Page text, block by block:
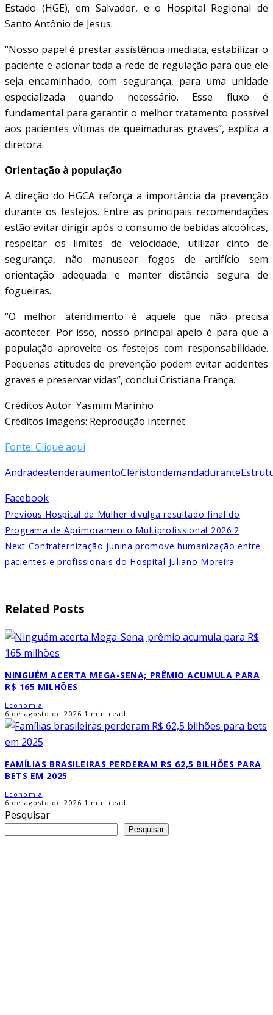
Estado (HGE), em Salvador, e o Hospital Regional de
Santo Antônio de Jesus.
“Nosso papel é prestar assistência imediata, estabilizar o
paciente e acionar toda a rede de regulação para que ele
seja encaminhado, com segurança, para uma unidade
especializada quando necessário. Esse fluxo é
fundamental para garantir o melhor tratamento possível
aos pacientes vítimas de queimaduras graves”, explica a
diretora.
Orientação à população
A direção do HGCA reforça a importância da prevenção
durante os festejos. Entre as principais recomendações
estão evitar dirigir após o consumo de bebidas alcoólicas,
respeitar os limites de velocidade, utilizar cinto de
segurança, não manusear fogos de artifício sem
orientação adequada e manter distância segura de
fogueiras.
“O melhor atendimento é aquele que não precisa
acontecer. Por isso, nosso principal apelo é para que a
população aproveite os festejos com responsabilidade.
Pequenas atitudes de prevenção podem evitar acidentes
graves e preservar vidas”, conclui Cristiana França.
Créditos Autor: Yasmim Marinho
Créditos Imagens: Reprodução Internet
Fonte: Clique aqui
AndradeatenderaumentoCléristondemandadurante
Facebook
Previous Hospital da Mulher divulga resultado final do
Programa de Aprimoramento Multiprofissional 2026.2
Next Confraternização junina promove humanização entre
pacientes e profissionais do Hospital Juliano Moreira
Related Posts
NINGUÉM ACERTA MEGA-SENA; PRÊMIO ACUMULA PARA
R$ 165 MILHÕES
Economia
6 de agosto de 2026 1 min read
FAMÍLIAS BRASILEIRAS PERDERAM R$ 62,5 BILHÕES PARA
BETS EM 2025
Economia
6 de agosto de 2026 1 min read
Pesquisar
Pesquisar